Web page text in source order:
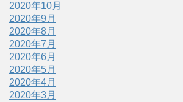
2020年10月
2020年9月
2020年8月
2020年7月
2020年6月
2020年5月
2020年4月
2020年3月